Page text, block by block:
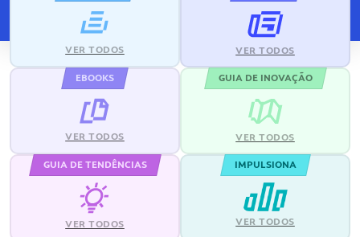
VER TODOS VER TODOS
EBOOKS
VER TODOS
GUIA DE INOVAÇÃO
VER TODOS
GUIA DE TENDÊNCIAS
VER TODOS
IMPULSIONA
VER TODOS